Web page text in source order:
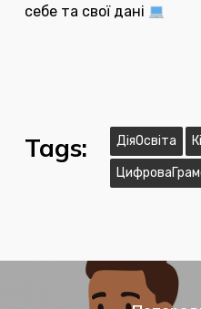
себе та свої дані
Tags: ДіяОсвіта